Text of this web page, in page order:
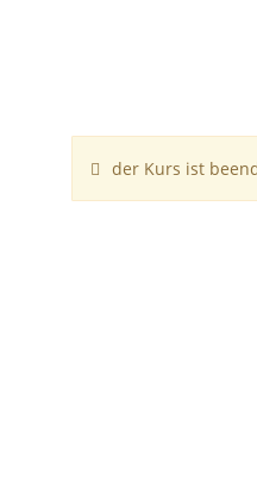
der Kurs ist